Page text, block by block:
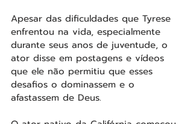
Apesar das dificuldades que Tyrese
enfrentou na vida, especialmente
durante seus anos de juventude, o
ator disse em postagens e vídeos
que ele não permitiu que esses
desafios o dominassem e o
afastassem de Deus.